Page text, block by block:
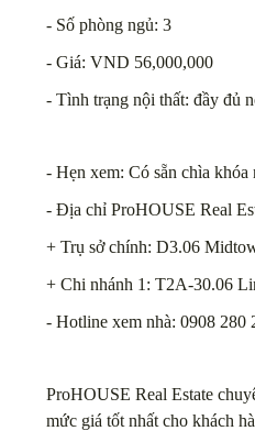
- Số phòng ngủ: 3
- Giá: VND 56,000,000
- Tình trạng nội thất: đầy đủ
- Hẹn xem: Có sẵn chìa
- Địa chỉ ProHOUSE Real
+ Trụ sở chính: D3.06
+ Chi nhánh 1: T2A-30.06
- Hotline xem nhà: 0908
ProHOUSE Real Estate
mức giá tốt nhất cho khách